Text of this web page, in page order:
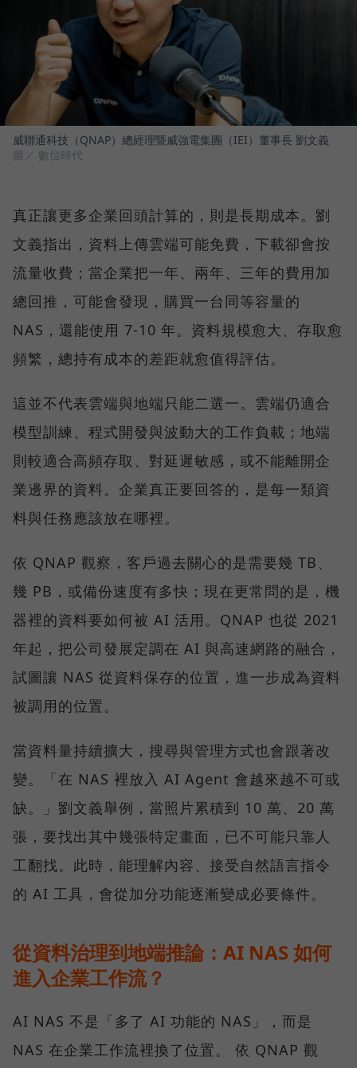
威聯通科技（QNAP）總經理暨威強電集團（IEI）董事長 劉文義
圖／ 數位時代
真正讓更多企業回頭計算的，則是長期成本。劉
文義指出，資料上傳雲端可能免費，下載卻會按
流量收費；當企業把一年、兩年、三年的費用加
總回推，可能會發現，購買一台同等容量的
NAS，還能使用 7-10 年。資料規模愈大、存取愈
頻繁，總持有成本的差距就愈值得評估。
這並不代表雲端與地端只能二選一。雲端仍適合
模型訓練、程式開發與波動大的工作負載；地端
則較適合高頻存取、對延遲敏感，或不能離開企
業邊界的資料。企業真正要回答的，是每一類資
料與任務應該放在哪裡。
依 QNAP 觀察，客戶過去關心的是需要幾 TB、
幾 PB，或備份速度有多快；現在更常問的是，機
器裡的資料要如何被 AI 活用。QNAP 也從 2021
年起，把公司發展定調在 AI 與高速網路的融合，
試圖讓 NAS 從資料保存的位置，進一步成為資料
被調用的位置。
當資料量持續擴大，搜尋與管理方式也會跟著改
變。「在 NAS 裡放入 AI Agent 會越來越不可或
缺。」劉文義舉例，當照片累積到 10 萬、20 萬
張，要找出其中幾張特定畫面，已不可能只靠人
工翻找。此時，能理解內容、接受自然語言指令
的 AI 工具，會從加分功能逐漸變成必要條件。
從資料治理到地端推論：AI NAS 如何
進入企業工作流？
AI NAS 不是「多了 AI 功能的 NAS」，而是
NAS 在企業工作流裡換了位置。 依 QNAP 觀